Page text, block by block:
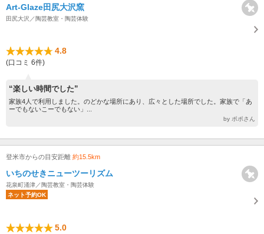
Art-Glaze田尻大沢窯
田尻大沢／陶芸教室・陶芸体験
4.8
(口コミ 6件)
“楽しい時間でした”
家族4人で利用しました。のどかな場所にあり、広々とした場所でした。家族で「あ
ーでもないこーでもない」...
by ポポさん
登米市からの目安距離 約15.5km
いちのせきニューツーリズム
花泉町涌津／陶芸教室・陶芸体験
ネット予約OK
5.0